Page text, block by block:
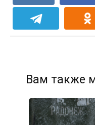
Вам также